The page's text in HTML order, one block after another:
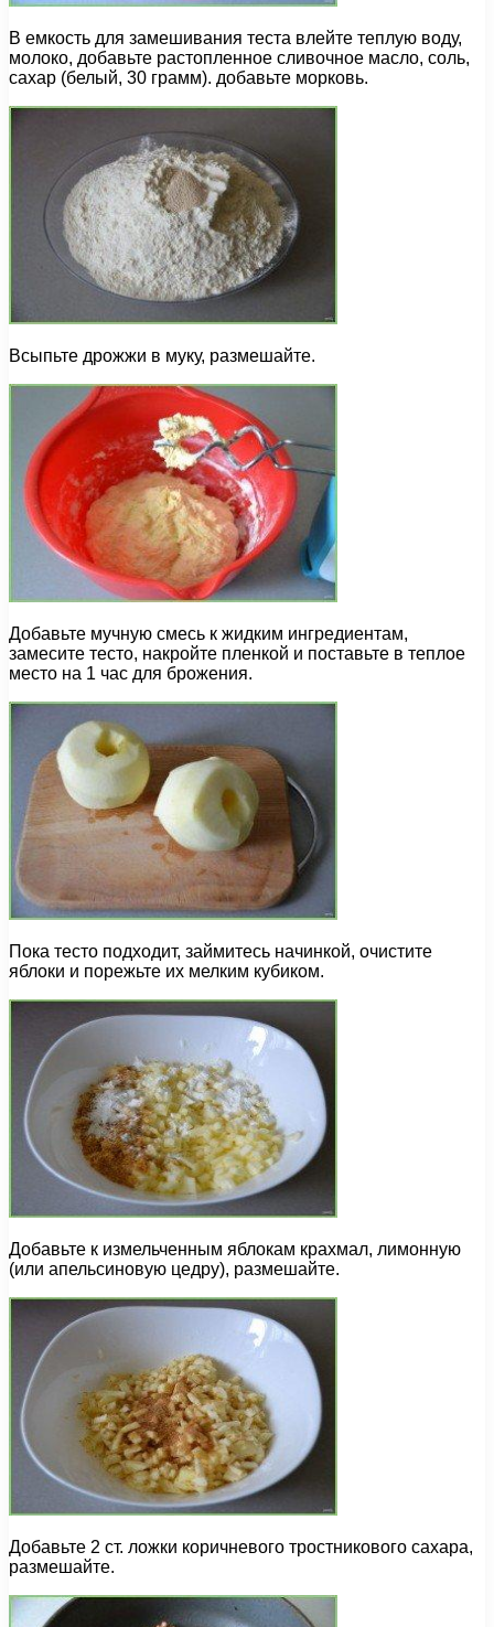
В емкость для замешивания теста влейте теплую воду,
молоко, добавьте растопленное сливочное масло, соль,
сахар (белый, 30 грамм). добавьте морковь.
Всыпьте дрожжи в муку, размешайте.
Добавьте мучную смесь к жидким ингредиентам,
замесите тесто, накройте пленкой и поставьте в теплое
место на 1 час для брожения.
Пока тесто подходит, займитесь начинкой, очистите
яблоки и порежьте их мелким кубиком.
Добавьте к измельченным яблокам крахмал, лимонную
(или апельсиновую цедру), размешайте.
Добавьте 2 ст. ложки коричневого тростникового сахара,
размешайте.